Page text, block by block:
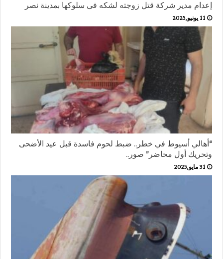
إعدام مدير شركة قتل زوجته لشكه فى سلوكها بمدينة نصر
11 يونيو,2025
“أهالي أسيوط في خطر.. ضبط لحوم فاسدة قبل عيد الأضحى
وتحريك أول محاضر” صور..
31 مايو,2025